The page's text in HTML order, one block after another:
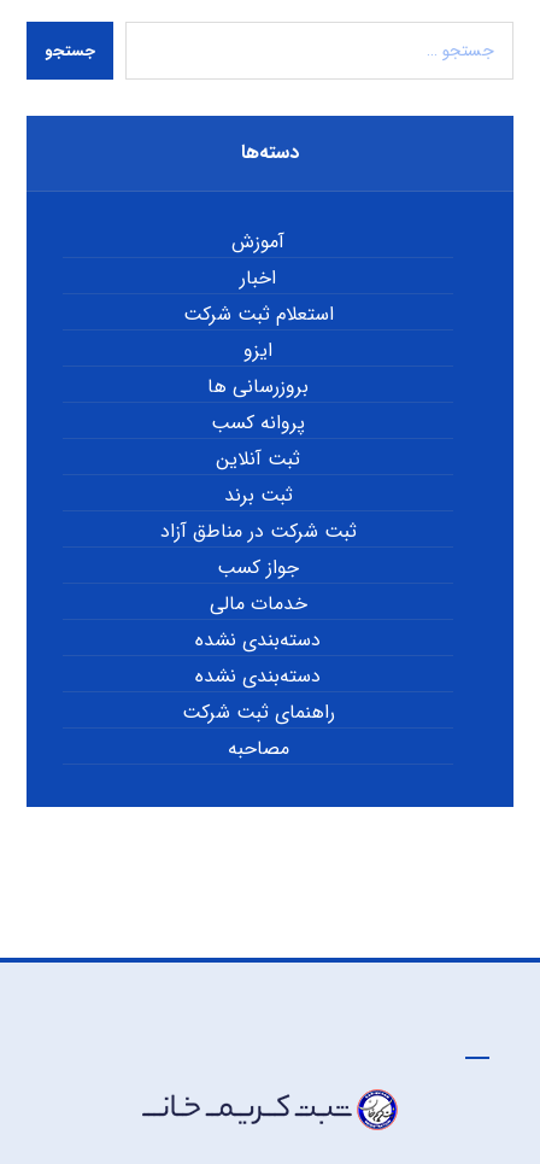
جستجو
دسته‌ها
آموزش
اخبار
استعلام ثبت شرکت
ایزو
بروزرسانی ها
پروانه کسب
ثبت آنلاین
ثبت برند
ثبت شرکت در مناطق آزاد
جواز کسب
خدمات مالی
دسته‌بندی نشده
دسته‌بندی نشده
راهنمای ثبت شرکت
مصاحبه